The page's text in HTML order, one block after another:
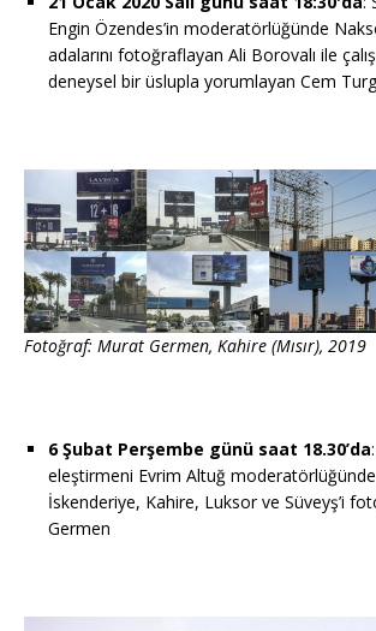
Engin Özendes’in moderatörlüğünde
adalarını fotoğraflayan Ali Borovalı ile
deneysel bir üslupla yorumlayan Cem
Fotoğraf: Murat Germen, Kahire (Mısır), 2019
6 Şubat Perşembe günü saat 18.30’da
eleştirmeni Evrim Altuğ
İskenderiye, Kahire, Luksor ve Süveyş’i
Germen